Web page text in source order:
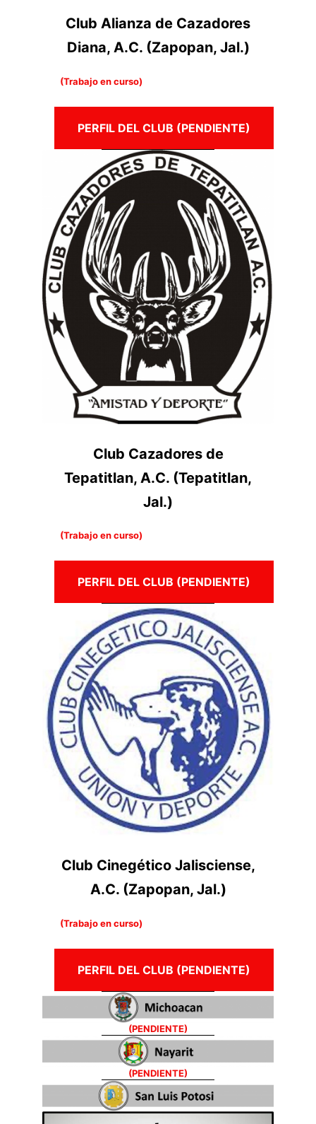
Club Alianza de Cazadores
Diana, A.C. (Zapopan, Jal.)
(Trabajo en curso)
PERFIL DEL CLUB (PENDIENTE)
Club Cazadores de
Tepatitlan, A.C. (Tepatitlan,
Jal.)
(Trabajo en curso)
PERFIL DEL CLUB (PENDIENTE)
Club Cinegético Jalisciense,
A.C. (Zapopan, Jal.)
(Trabajo en curso)
PERFIL DEL CLUB (PENDIENTE)
(PENDIENTE)
(PENDIENTE)